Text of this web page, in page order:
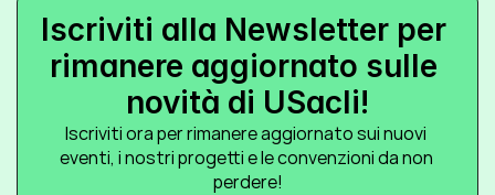
Iscriviti alla Newsletter per
rimanere aggiornato sulle
novità di USacli!
Iscriviti ora per rimanere aggiornato sui nuovi
eventi, i nostri progetti e le convenzioni da non
perdere!